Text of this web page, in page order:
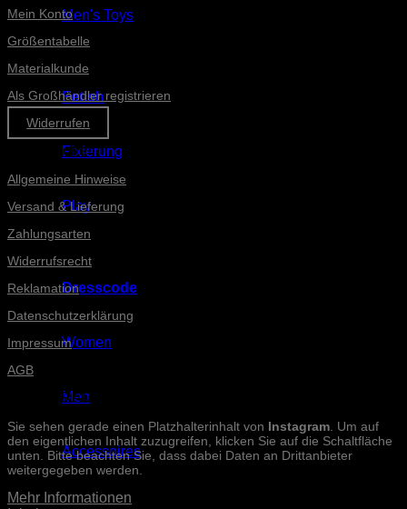
Men's Toys
Fetish
Fixierung
Play
Dresscode
Women
Men
Accessoires
Mein Konto
Größentabelle
Materialkunde
Als Großhändler registrieren
Widerrufen
Informationen
Allgemeine Hinweise
Versand & Lieferung
Zahlungsarten
Widerrufsrecht
Reklamation
Datenschutzerklärung
Impressum
AGB
INSTAGRAM-POSTS
Sie sehen gerade einen Platzhalterinhalt von Instagram . Um auf
den eigentlichen Inhalt zuzugreifen, klicken Sie auf die Schaltfläche
unten. Bitte beachten Sie, dass dabei Daten an Drittanbieter
weitergegeben werden.
Mehr Informationen